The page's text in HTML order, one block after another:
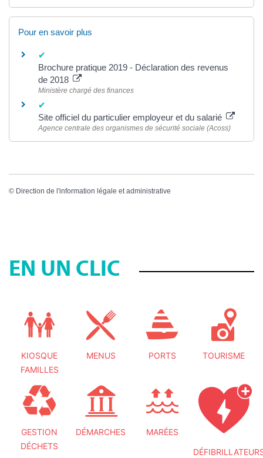
Pour en savoir plus
Brochure pratique 2019 - Déclaration des revenus
de 2018
Ministère chargé des finances
Site officiel du particulier employeur et du salarié
Agence centrale des organismes de sécurité sociale (Acoss)
© Direction de l'information légale et administrative
EN UN CLIC
KIOSQUE
FAMILLES
MENUS PORTS TOURISME
GESTION
DÉCHETS
DÉMARCHES MARÉES